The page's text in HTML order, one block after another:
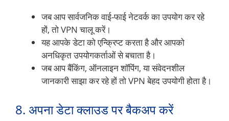
जब आप सार्वजनिक वाई-फाई नेटवर्क का उपयोग कर रहे
हों, तो VPN चालू करें।
यह आपके डेटा को एन्क्रिप्ट करता है और आपको
अनधिकृत उपयोगकर्ताओं से बचाता है।
जब आप बैंकिंग, ऑनलाइन शॉपिंग, या संवेदनशील
जानकारी साझा कर रहे हों तो VPN बेहद उपयोगी होता है।
8. अपना डेटा क्लाउड पर बैकअप करें